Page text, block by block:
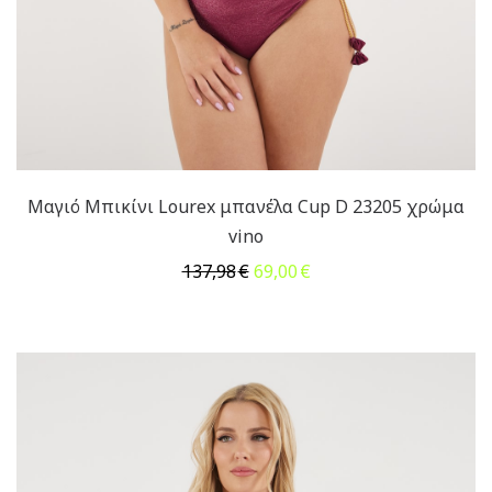
Μαγιό Μπικίνι Lourex μπανέλα Cup D 23205 χρώμα
vino
137,98€ Original
69,00€Η
69,00€.